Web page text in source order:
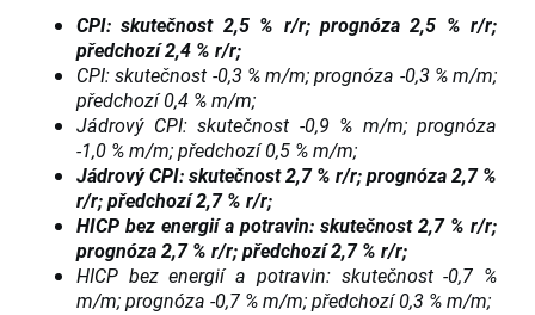
CPI: skutečnost 2,5 % r/r; prognóza 2,5 % r/r;
předchozí 2,4 % r/r;
CPI: skutečnost -0,3 % m/m; prognóza -0,3 % m/m;
předchozí 0,4 % m/m;
Jádrový CPI: skutečnost -0,9 % m/m; prognóza
-1,0 % m/m; předchozí 0,5 % m/m;
Jádrový CPI: skutečnost 2,7 % r/r; prognóza 2,7 %
r/r; předchozí 2,7 % r/r;
HICP bez energií a potravin: skutečnost 2,7 % r/r;
prognóza 2,7 % r/r; předchozí 2,7 % r/r;
HICP bez energií a potravin: skutečnost -0,7 %
m/m; prognóza -0,7 % m/m; předchozí 0,3 % m/m;